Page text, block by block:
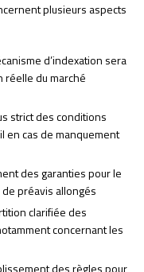
plusieurs aspects
d’indexation sera
réelle du marché
strict des conditions
en cas de manquement
des garanties pour le
préavis allongés
clarifiée des
concernant les
des règles pour